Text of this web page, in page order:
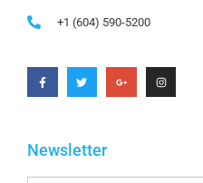
+1 (604) 590-5200
Newsletter